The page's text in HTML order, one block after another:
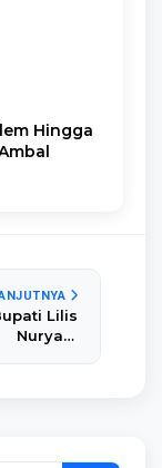
Hingga
Lilis
Nuryani